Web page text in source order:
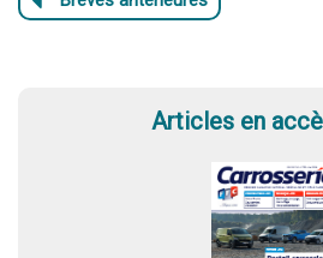
Articles en